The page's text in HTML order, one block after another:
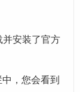
并安装了官方
，您会看到